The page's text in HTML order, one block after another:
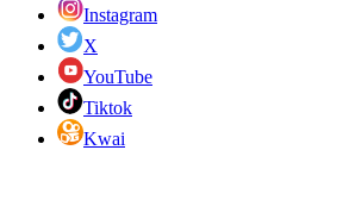
Instagram
X
YouTube
Tiktok
Kwai